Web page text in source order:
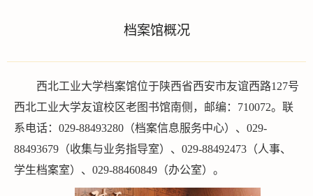
档案馆概况
西北工业大学档案馆位于陕西省西安市友谊西路127号
西北工业大学友谊校区老图书馆南侧，邮编：710072。联
系电话：029-88493280（档案信息服务中心）、029-
88493679（收集与业务指导室）、029-88492473（人事、
学生档案室）、029-88460849（办公室）。